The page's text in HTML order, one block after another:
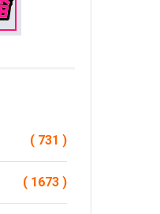
( 731 )
( 1673 )